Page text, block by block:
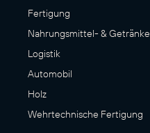
Fertigung
Nahrungsmittel- & Getränke
Logistik
Automobil
Holz
Wehrtechnische Fertigung